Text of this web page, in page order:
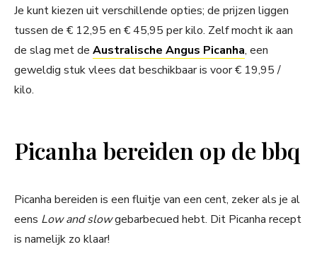
Je kunt kiezen uit verschillende opties; de prijzen liggen
tussen de € 12,95 en € 45,95 per kilo. Zelf mocht ik aan
de slag met de Australische Angus Picanha, een
geweldig stuk vlees dat beschikbaar is voor € 19,95 /
kilo.
Picanha bereiden op de bbq
Picanha bereiden is een fluitje van een cent, zeker als je al
eens Low and slowgebarbecued hebt. Dit Picanha recept
is namelijk zo klaar!